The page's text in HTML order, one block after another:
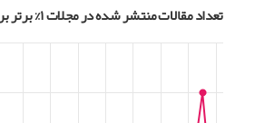
تعداد مقالات منتشر شده در مجلات ۱% برتر بر اساس معیار Citescore